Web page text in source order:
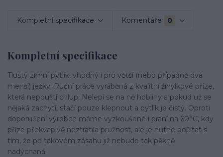
Kompletní specifikace Komentáře 0
Kompletní specifikace
Tlustý zimní pytlík, vhodný i pro větší (nebo případně dva
menší) ježky. Ruční práce vyráběná z kvalitní žinylkové příze,
která nepouští chlup. Nelepí se na ně hobliny a pokud už se
nějaká zachytí, stačí pouze klepnout a pytlík je čistý. Oproti
doporučení výrobce máme vyzkoušené i praní na 60°C, kdy
příze překvapivě neztratila pružnost, ale je nutné počítat s
tím, že po takovém zásahu již nebude tak pěkně
nadýchaná.